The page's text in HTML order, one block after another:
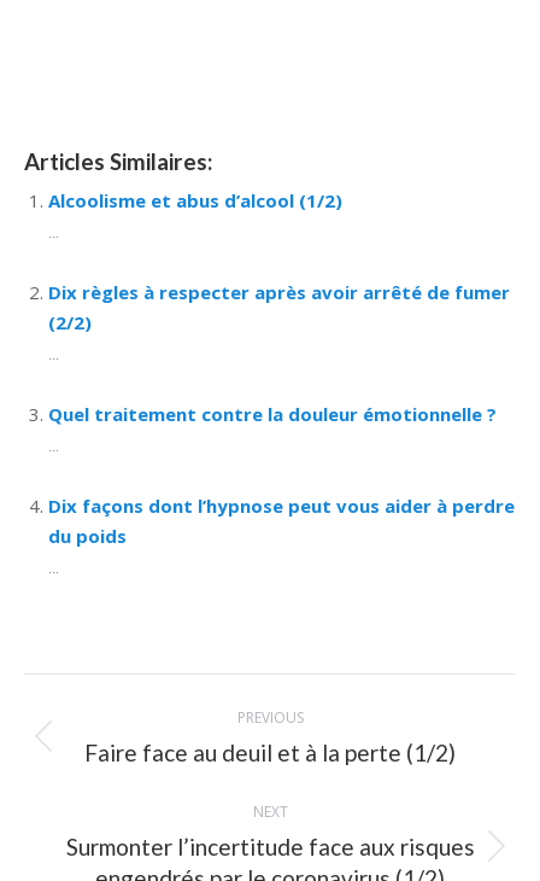
Articles Similaires:
Alcoolisme et abus d’alcool (1/2)
Dix règles à respecter après avoir arrêté de fumer
(2/2)
Quel traitement contre la douleur émotionnelle ?
Dix façons dont l’hypnose peut vous aider à perdre
du poids
navigation
PREVIOUS
Previous
Faire face au deuil et à la perte (1/2)
NEXT
Next
Surmonter l’incertitude face aux risques